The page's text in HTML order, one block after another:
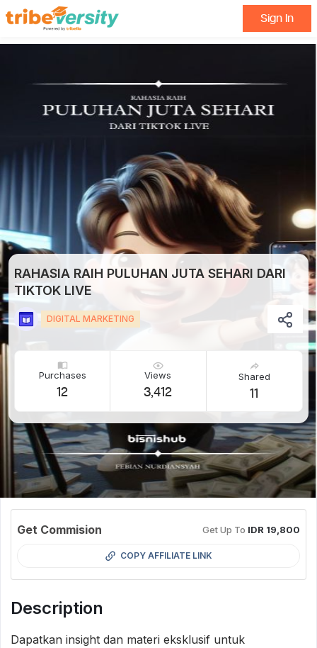
Sign In
RAHASIA RAIH PULUHAN JUTA SEHARI DARI
TIKTOK LIVE
DIGITAL MARKETING
Purchases
12
Views
3,412
Shared
11
Get Commision Get Up To IDR 19,800
COPY AFFILIATE LINK
Description
Dapatkan insight dan materi eksklusif untuk